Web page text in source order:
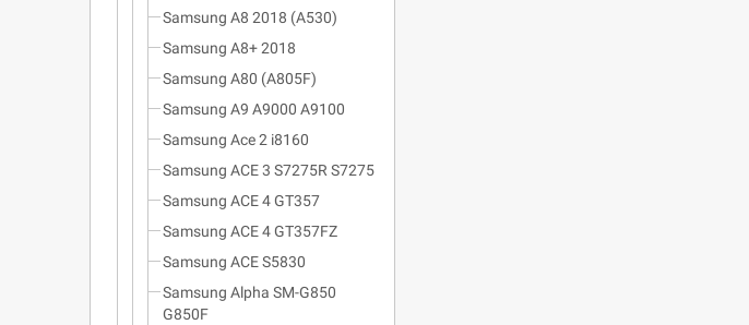
Samsung A8 2018 (A530)
Samsung A8+ 2018
Samsung A80 (A805F)
Samsung A9 A9000 A9100
Samsung Ace 2 i8160
Samsung ACE 3 S7275R S7275
Samsung ACE 4 GT357
Samsung ACE 4 GT357FZ
Samsung ACE S5830
Samsung Alpha SM-G850
G850F